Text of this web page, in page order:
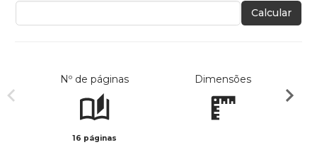
Calcular
Nº de páginas
16 páginas
Dimensões